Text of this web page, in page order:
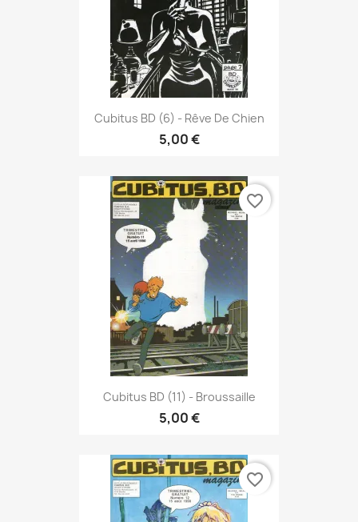
Cubitus BD (6) - Rêve De Chien
5,00 €
Cubitus BD (11) - Broussaille
5,00 €
favorite_border
favorite_border